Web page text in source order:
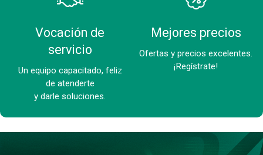
Vocación de
servicio
Un equipo capacitado, feliz
de atenderte
y darle soluciones.
Mejores precios
Ofertas y precios excelentes.
¡Regístrate!